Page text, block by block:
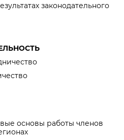
законодательного
основы работы членов